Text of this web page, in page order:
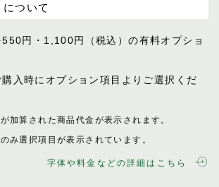
ついて
550円・1,100円（税込）の有料オプショ
入時にオプション項目 よりご選択くだ
加算された商品代金が表示 されます。
み選択項目が表示されてい ます。
字体や料金などの詳細はこちら